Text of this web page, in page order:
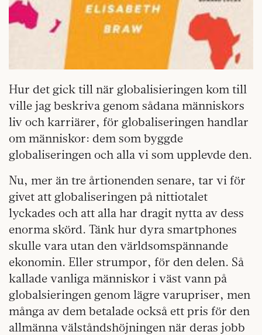
Hur det gick till när globalisieringen kom till
ville jag beskriva genom sådana människors
liv och karriärer, för globaliseringen handlar
om människor: dem som byggde
globaliseringen och alla vi som upplevde den.
Nu, mer än tre årtionenden senare, tar vi för
givet att globaliseringen på nittiotalet
lyckades och att alla har dragit nytta av dess
enorma skörd. Tänk hur dyra smartphones
skulle vara utan den världsomspännande
ekonomin. Eller strumpor, för den delen. Så
kallade vanliga människor i väst vann på
globalsieringen genom lägre varupriser, men
många av dem betalade också ett pris för den
allmänna välståndshöjningen när deras jobb